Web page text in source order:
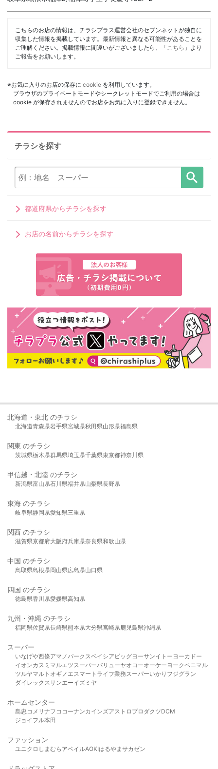
こちらのお店の情報は、チラシプラス運営会社のセブンネットが独自に
収集した情報を掲載しています。最新情報と異なる可能性があることを
ご理解ください。掲載情報に間違いがございましたら、「 こちら 」より
ご報告をお願いします。
※お気に入りのお店の保存に cookie を利用しています。
ブラウザのプライベートモードやシークレットモードでご利用の場合は
cookie が保存されませんのでお店をお気に入りに登録できません。
チラシを探す
都道府県からチラシを探す
お店の名前からチラシを探す
北海道・東北 のチラシ
北海道青森県岩手県宮城県秋田県山形県福島県
関東 のチラシ
茨城県栃木県群馬県埼玉県千葉県東京都神奈川県
甲信越・北陸 のチラシ
新潟県富山県石川県福井県山梨県長野県
東海 のチラシ
岐阜県静岡県愛知県三重県
関西 のチラシ
滋賀県京都府大阪府兵庫県奈良県和歌山県
中国 のチラシ
鳥取県島根県岡山県広島県山口県
四国 のチラシ
徳島県香川県愛媛県高知県
九州・沖縄 のチラシ
福岡県佐賀県長崎県熊本県大分県宮崎県鹿児島県沖縄県
スーパー
いなげや西條アマノパークスベイシア ビッグヨーサンイトーヨーカドー
イオンカスミ マルエツスーパーバリューヤオコーオーケー ヨークベニマル
ツルヤマルト オギノ エスマート ライフ業務スーパーいかり フジグラン
ダイレックスサンエーイズミヤ
ホームセンター
島忠 コメリ ナフコ コーナンカインズアストロプロダクツDCM
ジョイフル本田
ファッション
ユニクロ しまむら アベイルAOKIはるやま サカゼン